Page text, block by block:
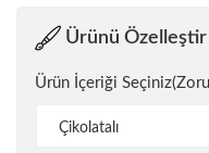
Ürünü Özelleştir
Ürün İçeriği
Çikolatalı